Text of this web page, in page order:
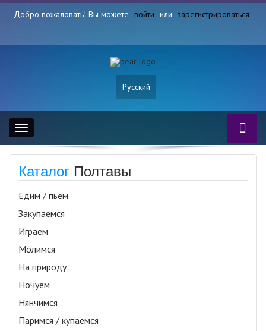
Добро пожаловать! Вы можете войти или зарегистрироваться
Русский
Toggle
navigation
Каталог Полтавы
Едим / пьем
Закупаемся
Играем
Молимся
На природу
Ночуем
Нянчимся
Паримся / купаемся